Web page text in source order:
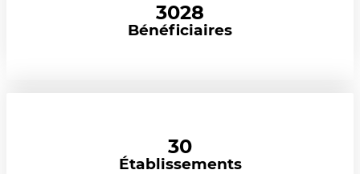
3028
Bénéficiaires
30
Établissements